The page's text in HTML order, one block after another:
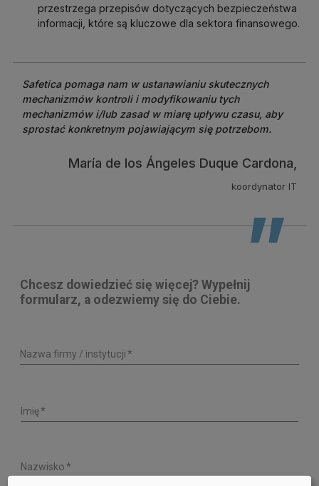
przestrzega przepisów dotyczących bezpieczeństwa
informacji, które są kluczowe dla sektora finansowego.
Safetica pomaga nam w ustanawianiu skutecznych
mechanizmów kontroli i modyfikowaniu tych
mechanizmów i/lub zasad w miarę upływu czasu, aby
sprostać konkretnym pojawiającym się potrzebom.
María de los Ángeles Duque Cardona,
koordynator IT
Chcesz dowiedzieć się więcej? Wypełnij
formularz, a odezwiemy się do Ciebie.
Nazwa firmy / instytucji
Imię
Nazwisko